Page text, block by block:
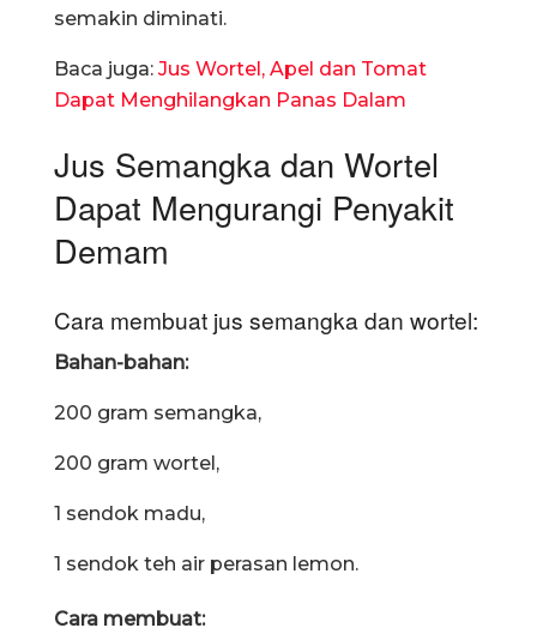
semakin diminati.
Baca juga: Jus Wortel, Apel dan Tomat
Dapat Menghilangkan Panas Dalam
Jus Semangka dan Wortel
Dapat Mengurangi Penyakit
Demam
Cara membuat jus semangka dan wortel:
Bahan-bahan:
200 gram semangka,
200 gram wortel,
1 sendok madu,
1 sendok teh air perasan lemon.
Cara membuat: